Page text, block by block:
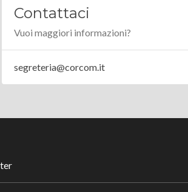
Contattaci
Vuoi maggiori informazioni?
segreteria@corcom.it